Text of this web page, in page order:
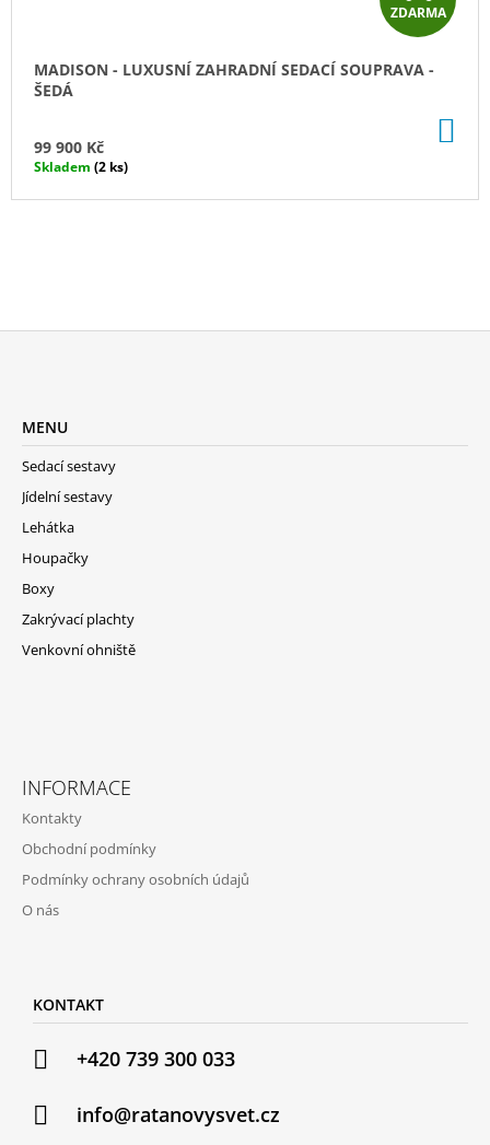
D
M
ZDARMA
MADISON - LUXUSNÍ ZAHRADNÍ SEDACÍ SOUPRAVA -
ŠEDÁ
99 900 Kč
Skladem (2 ks)
MENU
Sedací sestavy
Jídelní sestavy
Lehátka
Houpačky
Boxy
Zakrývací plachty
Venkovní ohniště
INFORMACE
Kontakty
Obchodní podmínky
Podmínky ochrany osobních údajů
O nás
KONTAKT
+420 739 300 033
info@ratanovysvet.cz